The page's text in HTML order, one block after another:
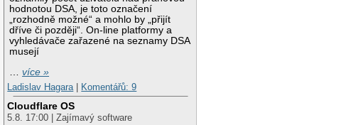
hodnotou DSA, je toto označení
„rozhodně možné“ a mohlo by „přijít
dříve či později“. On-line platformy a
vyhledávače zařazené na seznamy DSA
musejí
…více »
Ladislav Hagara| Komentářů: 9
Cloudflare OS
5.8. 17:00 | Zajímavý software